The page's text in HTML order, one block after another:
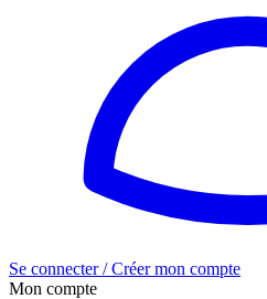
Se connecter / Créer mon compte
Mon compte